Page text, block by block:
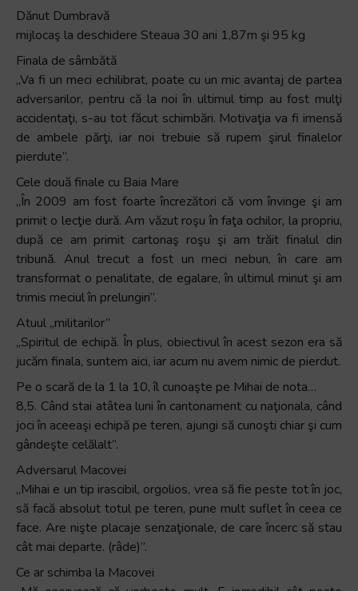
Dănut Dumbravă
mijlocaş la deschidere Steaua 30 ani 1,87m şi 95 kg
Finala de sâmbătă
„Va fi un meci echilibrat, poate cu un mic avantaj de partea
adversarilor, pentru că la noi în ultimul timp au fost mulţi
accidentaţi, s-au tot făcut schimbări. Motivaţia va fi imensă
de ambele părţi, iar noi trebuie să rupem şirul finalelor
pierdute”.
Cele două finale cu Baia Mare
„În 2009 am fost foarte încrezători că vom învinge şi am
primit o lecţie dură. Am văzut roşu în faţa ochilor, la propriu,
după ce am primit cartonaş roşu şi am trăit finalul din
tribună. Anul trecut a fost un meci nebun, în care am
transformat o penalitate, de egalare, în ultimul minut şi am
trimis meciul în prelungiri”.
Atuul „militarilor”
„Spiritul de echipă. În plus, obiectivul în acest sezon era să
jucăm finala, suntem aici, iar acum nu avem nimic de pierdut.
Pe o scară de la 1 la 10, îl cunoaşte pe Mihai de nota…
8,5. Când stai atâtea luni în cantonament cu naţionala, când
joci în aceeaşi echipă pe teren, ajungi să cunoşti chiar şi cum
gândeşte celălalt”.
Adversarul Macovei
„Mihai e un tip irascibil, orgolios, vrea să fie peste tot în joc,
să facă absolut totul pe teren, pune mult suflet în ceea ce
face. Are nişte placaje senzaţionale, de care încerc să stau
cât mai departe. (râde)”.
Ce ar schimba la Macovei